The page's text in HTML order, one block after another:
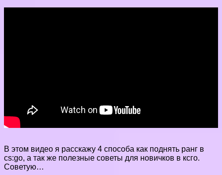
В этом видео я расскажу 4 способа как поднять ранг в
cs:go, а так же полезные советы для новичков в ксго.
Советую…